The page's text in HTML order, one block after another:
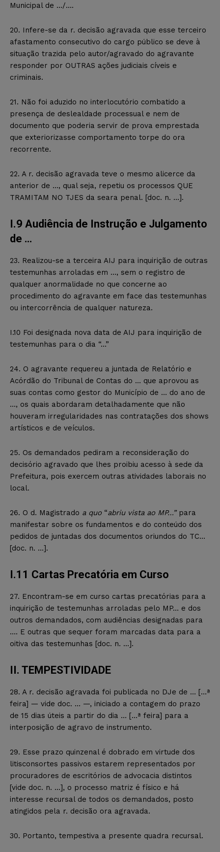
Municipal de …/….
20. Infere-se da r. decisão agravada que esse terceiro
afastamento consecutivo do cargo público se deve à
situação trazida pelo autor/agravado do agravante
responder por OUTRAS ações judiciais cíveis e
criminais.
21. Não foi aduzido no interlocutório combatido a
presença de deslealdade processual e nem de
documento que poderia servir de prova emprestada
que exteriorizasse comportamento torpe do ora
recorrente.
22. A r. decisão agravada teve o mesmo alicerce da
anterior de …, qual seja, repetiu os processos QUE
TRAMITAM NO TJES da seara penal. [doc. n. …].
I.9 Audiência de Instrução e Julgamento
de …
23. Realizou-se a terceira AIJ para inquirição de outras
testemunhas arroladas em …, sem o registro de
qualquer anormalidade no que concerne ao
procedimento do agravante em face das testemunhas
ou intercorrência de qualquer natureza.
I.10 Foi designada nova data de AIJ para inquirição de
testemunhas para o dia “…”
24. O agravante requereu a juntada de Relatório e
Acórdão do Tribunal de Contas do … que aprovou as
suas contas como gestor do Município de … do ano de
…, os quais abordaram detalhadamente que não
houveram irregularidades nas contratações dos shows
artísticos e de veículos.
25. Os demandados pediram a reconsideração do
decisório agravado que lhes proibiu acesso à sede da
Prefeitura, pois exercem outras atividades laborais no
local.
26. O d. Magistrado a quo “abriu vista ao MP…”para
manifestar sobre os fundamentos e do conteúdo dos
pedidos de juntadas dos documentos oriundos do TC…
[doc. n. …].
I.11 Cartas Precatória em Curso
27. Encontram-se em curso cartas precatórias para a
inquirição de testemunhas arroladas pelo MP… e dos
outros demandados, com audiências designadas para
…. E outras que sequer foram marcadas data para a
oitiva das testemunhas [doc. n. …].
II. TEMPESTIVIDADE
28. A r. decisão agravada foi publicada no DJe de … […ª
feira] — vide doc. … —, iniciado a contagem do prazo
de 15 dias úteis a partir do dia … […ª feira] para a
interposição de agravo de instrumento.
29. Esse prazo quinzenal é dobrado em virtude dos
litisconsortes passivos estarem representados por
procuradores de escritórios de advocacia distintos
[vide doc. n. …], o processo matriz é físico e há
interesse recursal de todos os demandados, posto
atingidos pela r. decisão ora agravada.
30. Portanto, tempestiva a presente quadra recursal.